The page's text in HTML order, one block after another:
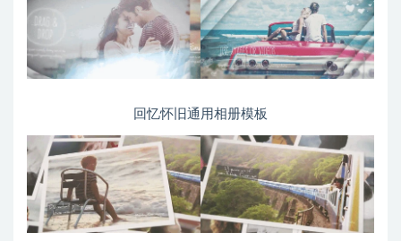
回忆怀旧通用相册模板